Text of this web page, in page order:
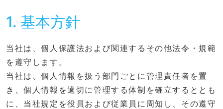
1. 基本方針
当社は、個人保護法および関連するその他法令・規範
を遵守します。
当社は、個人情報を扱う部門ごとに管理責任者を置
き、個人情報を適切に管理する体制を確立するととも
に、当社規定を役員および従業員に周知し、その遵守